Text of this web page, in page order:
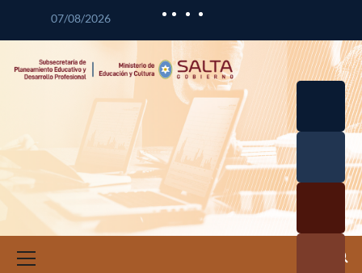
07/08/2026
Curricul
Profesio
a